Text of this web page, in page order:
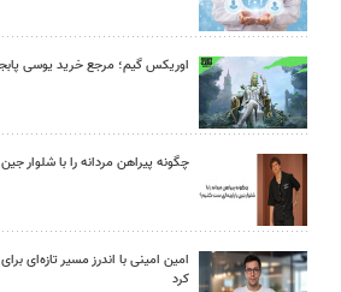
اوریکس گیم؛ مرجع خرید یوسی
چگونه پیراهن مردانه را با شلوار
امین امینی با اندرز مسیر تازه‌ای
کرد